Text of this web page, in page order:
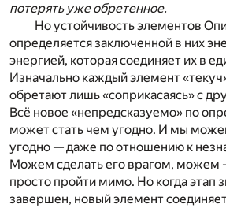
потерять уже обретенное.
Но устойчивость элементов
определяется заключенной в них
энергией, которая соединяет их в
Изначально каждый элемент
обретают лишь «соприкасаясь» с
Всё новое «непредсказуемо» по
может стать чем угодно. И мы
угодно — даже по отношению к
Можем сделать его врагом,
просто пройти мимо. Но когда этап
завершен, новый элемент